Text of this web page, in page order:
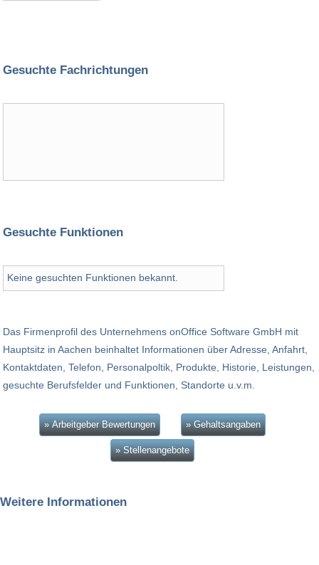
Gesuchte Fachrichtungen
Gesuchte Funktionen
Keine gesuchten Funktionen bekannt.
Das Firmenprofil des Unternehmens onOffice Software GmbH mit
Hauptsitz in Aachen beinhaltet Informationen über Adresse, Anfahrt,
Kontaktdaten, Telefon, Personalpoltik, Produkte, Historie, Leistungen,
gesuchte Berufsfelder und Funktionen, Standorte u.v.m.
» Arbeitgeber Bewertungen » Gehaltsangaben
» Stellenangebote
Weitere Informationen